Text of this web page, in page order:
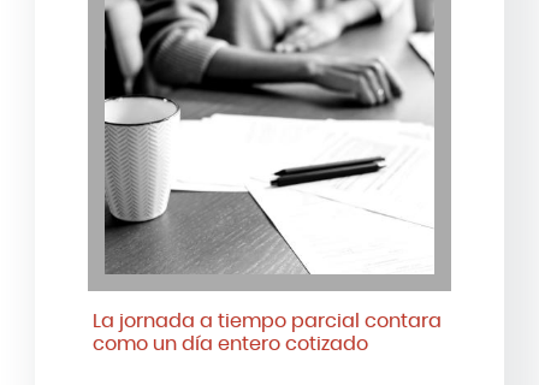
La jornada a tiempo parcial contara
como un día entero cotizado